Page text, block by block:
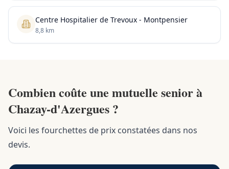
Centre Hospitalier de Trevoux - Montpensier
8,8 km
Combien coûte une mutuelle senior à
Chazay-d'Azergues ?
Voici les fourchettes de prix constatées dans nos
devis.